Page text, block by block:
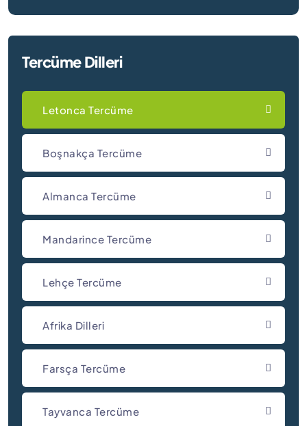
Tercüme Dilleri
Letonca Tercüme
Boşnakça Tercüme
Almanca Tercüme
Mandarince Tercüme
Lehçe Tercüme
Afrika Dilleri
Farsça Tercüme
Tayvanca Tercüme